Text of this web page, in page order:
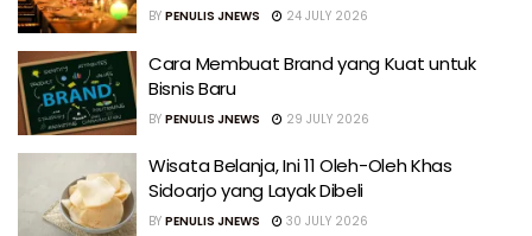
BY PENULIS JNEWS 24 JULY 2026
Cara Membuat Brand yang Kuat untuk
Bisnis Baru
BY PENULIS JNEWS 29 JULY 2026
Wisata Belanja, Ini 11 Oleh-Oleh Khas
Sidoarjo yang Layak Dibeli
BY PENULIS JNEWS 30 JULY 2026